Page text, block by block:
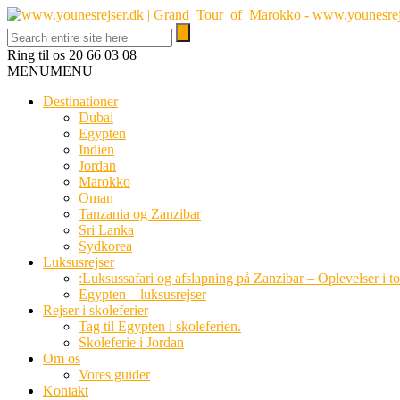
Ring til os 20 66 03 08
MENUMENU
Destinationer
Dubai
Egypten
Indien
Jordan
Marokko
Oman
Tanzania og Zanzibar
Sri Lanka
Sydkorea
Luksusrejser
:Luksussafari og afslapning på Zanzibar – Oplevelser i
Egypten – luksusrejser
Rejser i skoleferier
Tag til Egypten i skoleferien.
Skoleferie i Jordan
Om os
Vores guider
Kontakt